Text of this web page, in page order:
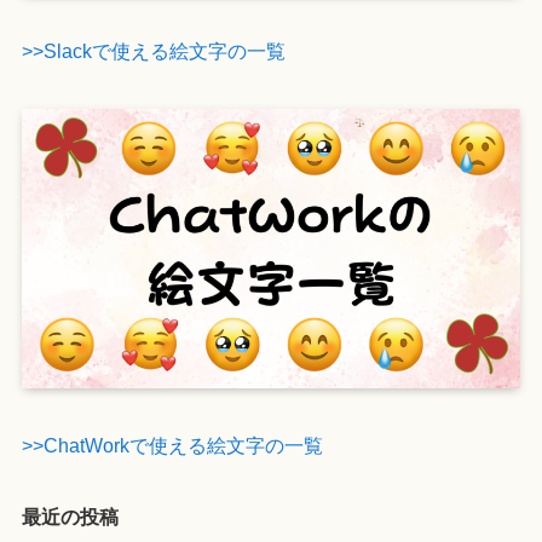
>>Slackで使える絵文字の一覧
>>ChatWorkで使える絵文字の一覧
最近の投稿